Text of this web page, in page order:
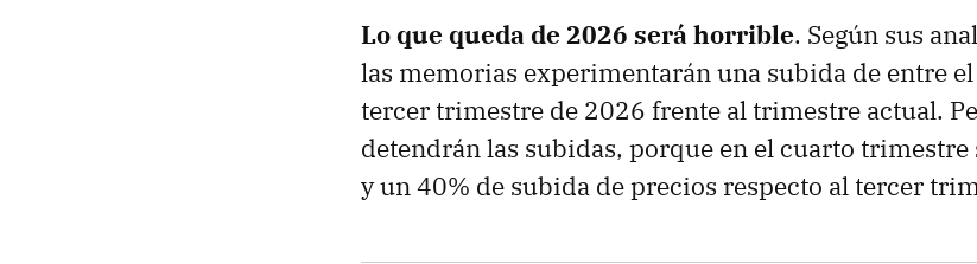
Lo que queda de 2026 será horrible. Según sus
las memorias experimentarán una subida de entre
tercer trimestre de 2026 frente al trimestre actual.
detendrán las subidas, porque en el cuarto trimestre
y un 40% de subida de precios respecto al tercer